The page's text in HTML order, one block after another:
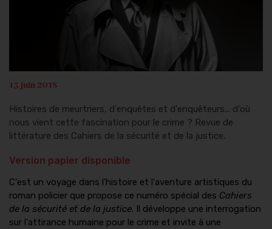
13 juin 2018
Histoires de meurtriers, d'enquêtes et d'enquêteurs... d'où
nous vient cette fascination pour le crime ? Revue de
littérature des Cahiers de la sécurité et de la justice.
Version papier disponible
C'est un voyage dans l'histoire et l'aventure artistiques du
roman policier que propose ce numéro spécial des Cahiers
de la sécurité et de la justice. Il développe une interrogation
sur l'attirance humaine pour le crime et invite à une